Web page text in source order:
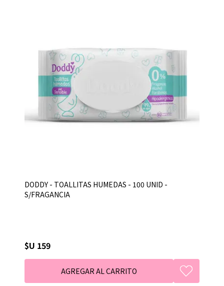
DODDY - TOALLITAS HUMEDAS - 100 UNID -
S/FRAGANCIA
$U 159